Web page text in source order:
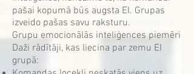
pašai kopumā būs augsta EI. Grupas
izveido pašas savu raksturu.
Grupu emocionālās inteliģences piemēri
Daži rādītāji, kas liecina par zemu EI
grupā: